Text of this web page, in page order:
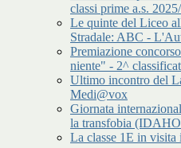
classi prime a.s.
Le quinte del Liceo
Stradale: ABC -
Premiazione
niente" - 2^
Ultimo incontro del
Medi@vox
Giornata
la transfobia
La classe 1E in visita